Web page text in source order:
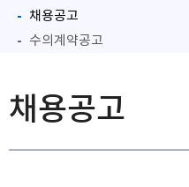
채용공고
수의계약공고
채용공고